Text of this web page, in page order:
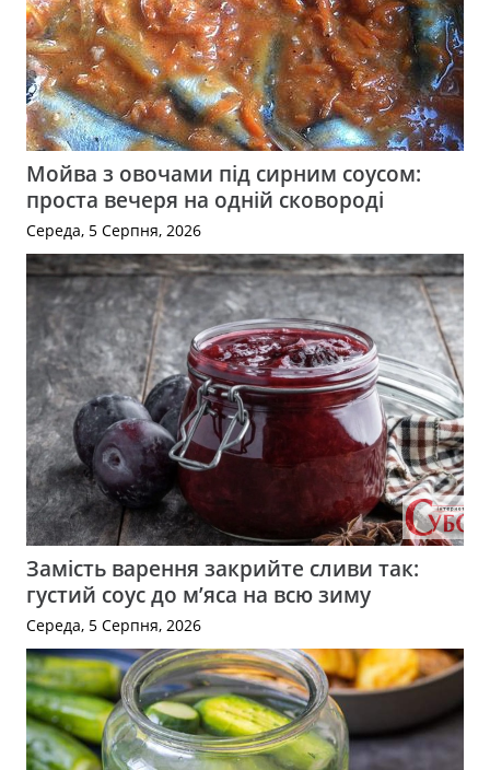
Мойва з овочами під сирним соусом:
проста вечеря на одній сковороді
Середа, 5 Серпня, 2026
Замість варення закрийте сливи так:
густий соус до м’яса на всю зиму
Середа, 5 Серпня, 2026